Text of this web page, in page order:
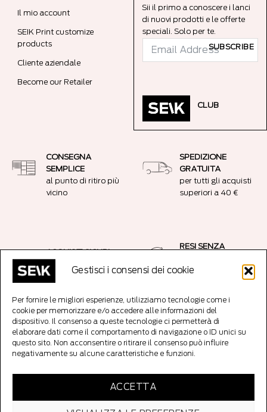
Gestisci i consensi dei cookie
Per fornire le migliori esperienze, utilizziamo tecnologie come i
cookie per memorizzare e/o accedere alle informazioni del
dispositivo. Il consenso a queste tecnologie ci permetterà di
elaborare dati come il comportamento di navigazione o ID unici su
questo sito. Non acconsentire o ritirare il consenso può influire
negativamente su alcune caratteristiche e funzioni.
ACCETTA
Il mio account
SEIK Print customize
products
Cliente aziendale
Become our Retailer
Sii il primo a conoscere i lanci
di nuovi prodotti e le offerte
speciali. Solo per te.
SUBSCRIBE
CLUB
CONSEGNA
SEMPLICE
al punto di ritiro più
vicino
SPEDIZIONE
GRATUITA
per tutti gli acquisti
superiori a 40 €
ACQUISTI SICURI
Connessione
crittografata SSL
RESI SENZA
14 giorni senza fare
Copyright 2026 ©SEIK EditoreTutti i diritti riservati. SEIK OÜ srl, Codice
Reg: 12921231, Parda 3/5/7, 10151 Tallinn Estonia